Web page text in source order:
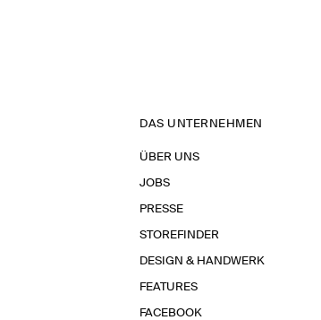
DAS UNTERNEHMEN
ÜBER UNS
JOBS
PRESSE
STOREFINDER
DESIGN & HANDWERK
FEATURES
FACEBOOK